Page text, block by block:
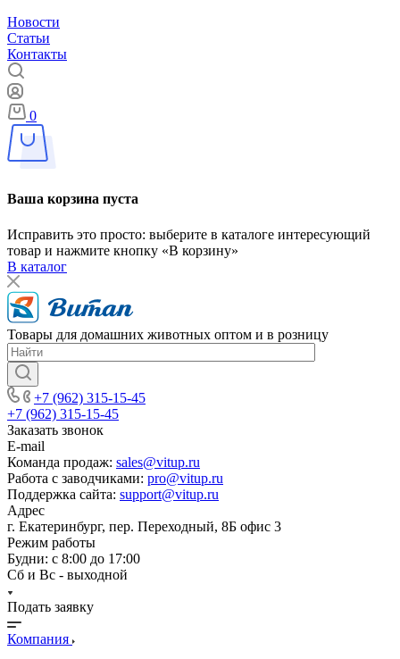
Новости
Статьи
Контакты
0
Ваша корзина пуста
Исправить это просто: выберите в каталоге интересующий
товар и нажмите кнопку «В корзину»
В каталог
Товары для домашних животных оптом и в розницу
+7 (962) 315-15-45
+7 (962) 315-15-45
Заказать звонок
E-mail
Команда продаж: sales@vitup.ru
Работа с заводчиками: pro@vitup.ru
Поддержка сайта: support@vitup.ru
Адрес
г. Екатеринбург, пер. Переходный, 8Б офис 3
Режим работы
Будни: с 8:00 до 17:00
Сб и Вс - выходной
Подать заявку
Компания